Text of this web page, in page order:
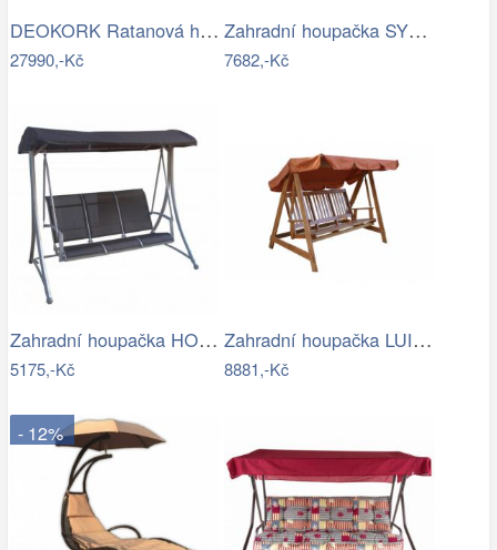
DEOKORK Ratanová houpačka GIANA
27990,-Kč
Zahradní houpačka SYLVA Rojaplast
7682,-Kč
Zahradní houpačka HOLLYWOOD ROJAPLAST
5175,-Kč
Zahradní houpačka LUISA ROJAPLAST
8881,-Kč
- 12%